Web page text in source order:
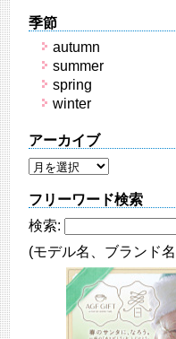
季節
autumn
summer
spring
winter
アーカイブ
フリーワード検索
検索:
(モデル名、ブランド